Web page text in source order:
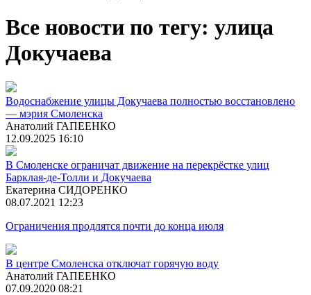
Все новости по тегу: улица
Докучаева
Водоснабжение улицы Докучаева полностью восстановлено
— мэрия Смоленска
Анатолий ГАПЕЕНКО
12.09.2025 16:10
В Смоленске ограничат движение на перекрёстке улиц
Барклая-де-Толли и Докучаева
Екатерина СИДОРЕНКО
08.07.2021 12:23
Ограничения продлятся почти до конца июля
В центре Смоленска отключат горячую воду
Анатолий ГАПЕЕНКО
07.09.2020 08:21